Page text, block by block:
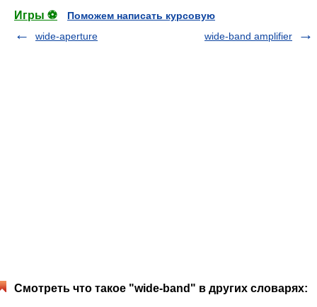
Игры ⚽
Поможем написать курсовую
wide-aperture
wide-band amplifier
Смотреть что такое "wide-band" в других словарях: